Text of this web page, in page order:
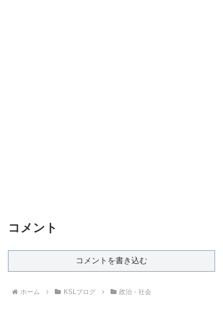
コメント
コメントを書き込む
ホーム KSLブログ 政治・社会